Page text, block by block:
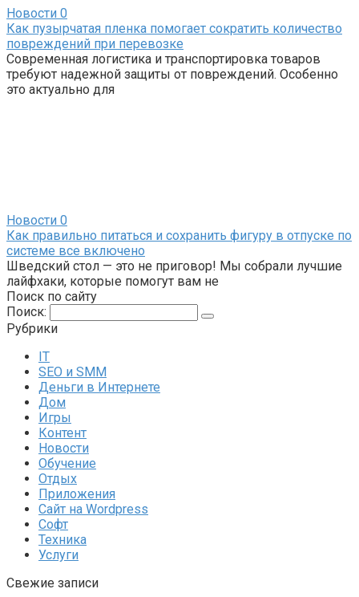
Новости 0
Как пузырчатая пленка помогает сократить количество
повреждений при перевозке
Современная логистика и транспортировка товаров
требуют надежной защиты от повреждений. Особенно
это актуально для
Новости 0
Как правильно питаться и сохранить фигуру в отпуске по
системе все включено
Шведский стол — это не приговор! Мы собрали лучшие
лайфхаки, которые помогут вам не
Поиск по сайту
Поиск:
Рубрики
IT
SEO и SMM
Деньги в Интернете
Дом
Игры
Контент
Новости
Обучение
Отдых
Приложения
Сайт на Wordpress
Софт
Техника
Услуги
Свежие записи